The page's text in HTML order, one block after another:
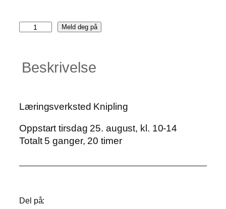
m
d
k
3
2
p
n
a
n
a
Meld deg på
Beskrivelse
Læringsverksted Knipling
Oppstart tirsdag 25. august, kl. 10-14
Totalt 5 ganger, 20 timer
Del på: